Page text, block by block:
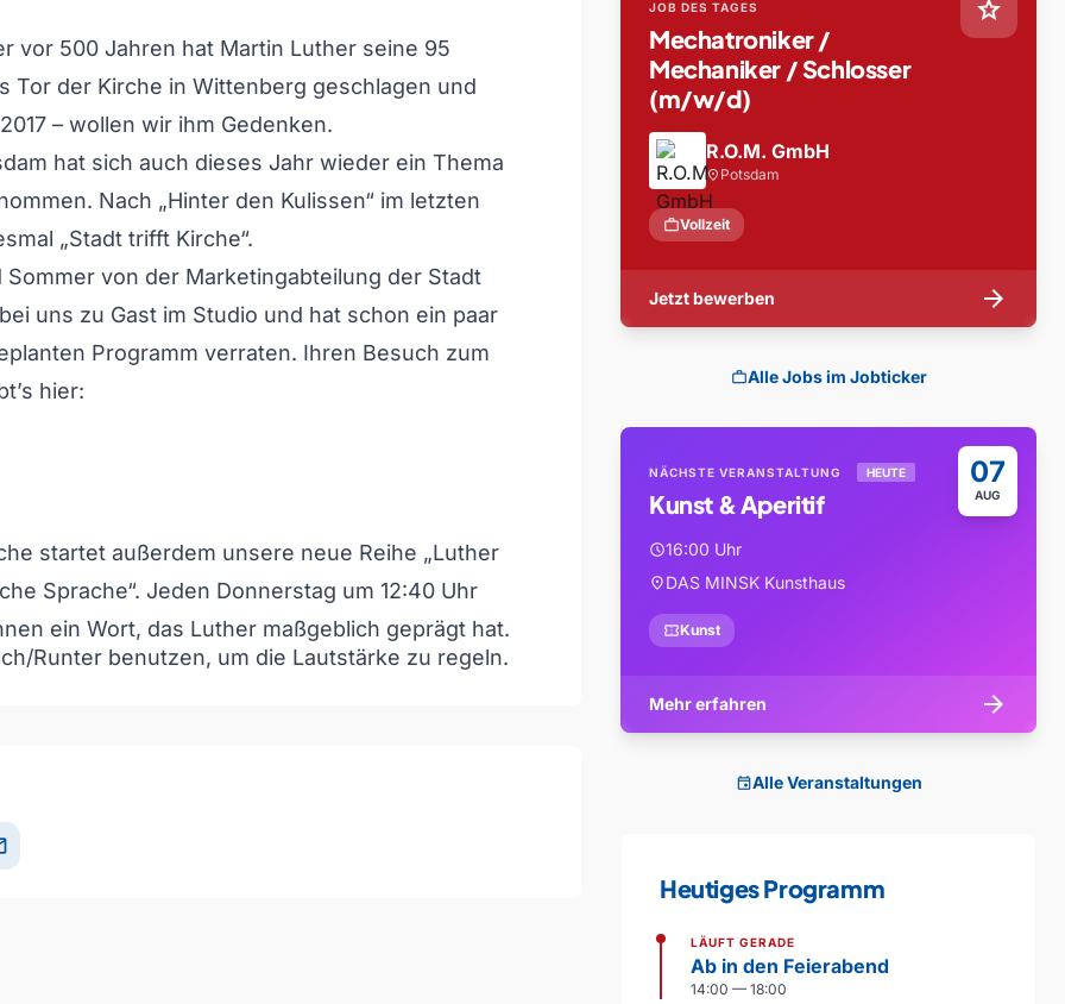
vor 500 Jahren hat Martin Luther seine 95
Tor der Kirche in Wittenberg geschlagen und
– wollen wir ihm Gedenken.
hat sich auch dieses Jahr wieder ein Thema
Nach „Hinter den Kulissen“ im letzten
„Stadt trifft Kirche“.
Sommer von der Marketingabteilung der Stadt
uns zu Gast im Studio und hat schon ein paar
Programm verraten. Ihren Besuch zum
hier:
Runter benutzen, um die Lautstärke zu regeln.
startet außerdem unsere neue Reihe „Luther
Sprache“. Jeden Donnerstag um 12:40 Uhr
ein Wort, das Luther maßgeblich geprägt hat.
star
JOB DES TAGES
Mechatroniker /
Mechaniker / Schlosser
(m/w/d)
R.O.M. GmbH
location_on Potsdam
workVollzeit
Jetzt bewerben arrow_forward
workAlle Jobs im Jobticker
07
AUG
NÄCHSTE VERANSTALTUNG HEUTE
Kunst & Aperitif
schedule16:00 Uhr
location_onDAS MINSK Kunsthaus
confirmation_numberKunst
Mehr erfahren arrow_forward
eventAlle Veranstaltungen
Heutiges Programm
LÄUFT GERADE
Ab in den Feierabend
14:00 — 18:00